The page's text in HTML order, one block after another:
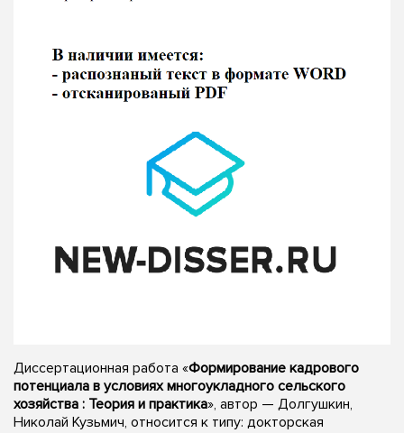
Диссертационная работа «Формирование кадрового
потенциала в условиях многоукладного сельского
хозяйства : Теория и практика», автор — Долгушкин,
Николай Кузьмич, относится к типу: докторская